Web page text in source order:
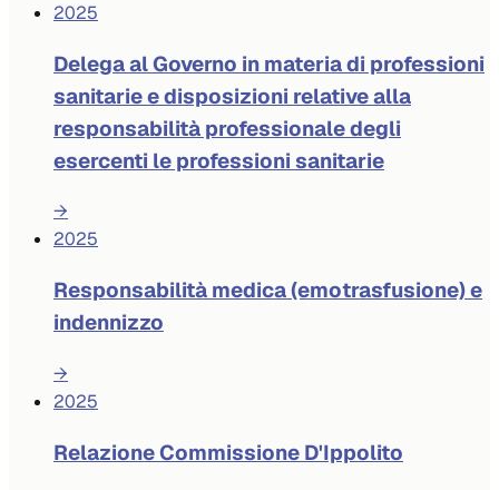
2025
Delega al Governo in materia di professioni
sanitarie e disposizioni relative alla
responsabilità professionale degli
esercenti le professioni sanitarie
→
2025
Responsabilità medica (emotrasfusione) e
indennizzo
→
2025
Relazione Commissione D'Ippolito